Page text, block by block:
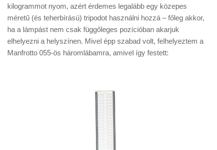
kilogrammot nyom, azért érdemes legalább egy közepes
méretű (és teherbírású) tripodot használni hozzá – főleg akkor,
ha a lámpást nem csak függőleges pozícióban akarjuk
elhelyezni a helyszínen. Mivel épp szabad volt, felhelyeztem a
Manfrotto 055-ös háromlábamra, amivel így festett: